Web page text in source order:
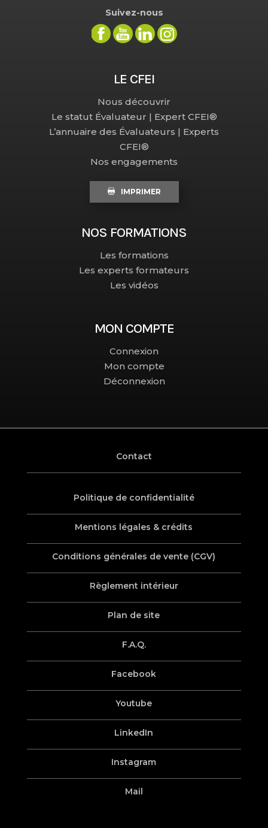
Suivez-nous
LE CFEI
Nous découvrir
Le statut Évaluateur | Expert CFEI®
L’annuaire des Évaluateurs | Experts
CFEI®
Nos engagements
IMPRIMER
NOS FORMATIONS
Les formations
Les experts formateurs
Les vidéos
MON COMPTE
Connexion
Mon compte
Déconnexion
Contact
Politique de confidentialité
Mentions légales & crédits
Conditions générales de vente (CGV)
Règlement intérieur
Plan de site
F.A.Q.
Facebook
Youtube
LinkedIn
Instagram
Mail